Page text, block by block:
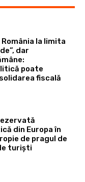
România la limita
dar
poate
fiscală
din Europa în
de pragul de
turiști